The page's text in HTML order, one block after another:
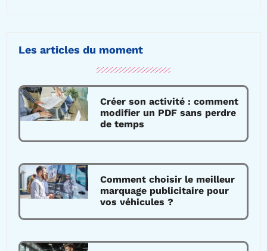
Les articles du moment
Créer son activité : comment
modifier un PDF sans perdre
de temps
Comment choisir le meilleur
marquage publicitaire pour
vos véhicules ?